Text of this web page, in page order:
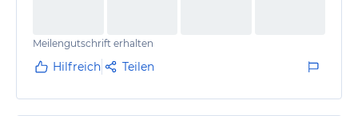
Meilengutschrift erhalten
Hilfreich Teilen